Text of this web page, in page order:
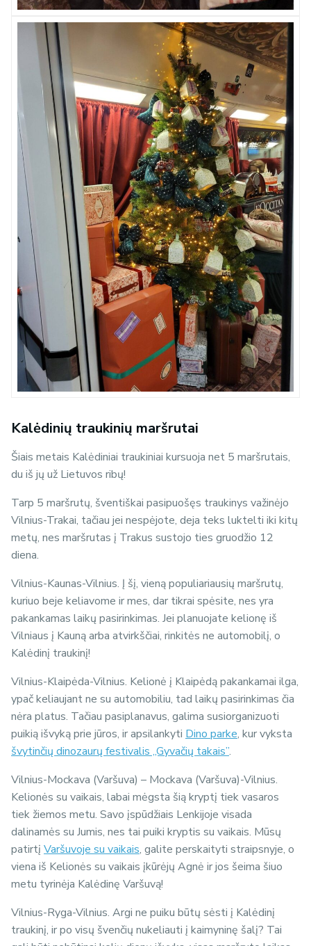
Kalėdinių traukinių maršrutai
Šiais metais Kalėdiniai traukiniai kursuoja net 5 maršrutais,
du iš jų už Lietuvos ribų!
Tarp 5 maršrutų, šventiškai pasipuošęs traukinys važinėjo
Vilnius-Trakai, tačiau jei nespėjote, deja teks luktelti iki kitų
metų, nes maršrutas į Trakus sustojo ties gruodžio 12
diena.
Vilnius-Kaunas-Vilnius. Į šį, vieną populiariausių maršrutų,
kuriuo beje keliavome ir mes, dar tikrai spėsite, nes yra
pakankamas laikų pasirinkimas. Jei planuojate kelionę iš
Vilniaus į Kauną arba atvirkščiai, rinkitės ne automobilį, o
Kalėdinį traukinį!
Vilnius-Klaipėda-Vilnius. Kelionė į Klaipėdą pakankamai ilga,
ypač keliaujant ne su automobiliu, tad laikų pasirinkimas čia
nėra platus. Tačiau pasiplanavus, galima susiorganizuoti
puikią išvyką prie jūros, ir apsilankyti Dino parke, kur vyksta
švytinčių dinozaurų festivalis „Gyvačių takais”.
Vilnius-Mockava (Varšuva) – Mockava (Varšuva)-Vilnius.
Kelionės su vaikais, labai mėgsta šią kryptį tiek vasaros
tiek žiemos metu. Savo įspūdžiais Lenkijoje visada
dalinamės su Jumis, nes tai puiki kryptis su vaikais. Mūsų
patirtį Varšuvoje su vaikais, galite perskaityti straipsnyje, o
viena iš Kelionės su vaikais įkūrėjų Agnė ir jos šeima šiuo
metu tyrinėja Kalėdinę Varšuvą!
Vilnius-Ryga-Vilnius. Argi ne puiku būtų sėsti į Kalėdinį
traukinį, ir po visų švenčių nukeliauti į kaimyninę šalį? Tai